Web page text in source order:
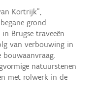
Kortrijk",
grond.
Brugse traveeën
van verbouwing in
bouwaanvraag.
natuurstenen
met rolwerk in de